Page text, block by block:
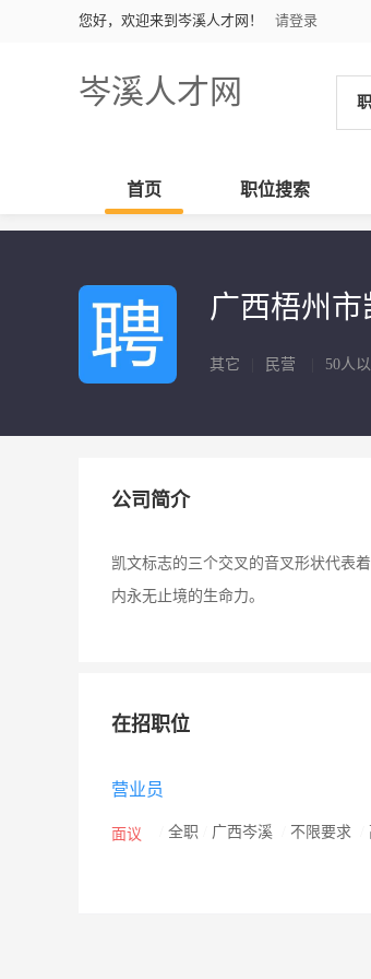
您好，欢迎来到岑溪人才网！ 请登录
岑溪人才网
首页 职位搜索
广西梧州
其它 民营 50人
公司简介
凯文标志的三个交叉的音叉形状代表
内永无止境的生命力。
在招职位
营业员
面议 全职 广西岑溪 不限要求